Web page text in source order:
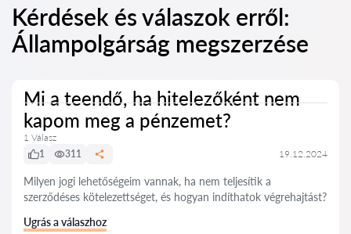
Kérdések és válaszok erről:
Állampolgárság megszerzése
Mi a teendő, ha hitelezőként nem
kapom meg a pénzemet?
1 Válasz
1
311 19.12.2024
Milyen jogi lehetőségeim vannak, ha nem teljesítik a
szerződéses kötelezettséget, és hogyan indíthatok végrehajtást?
Ugrás a válaszhoz